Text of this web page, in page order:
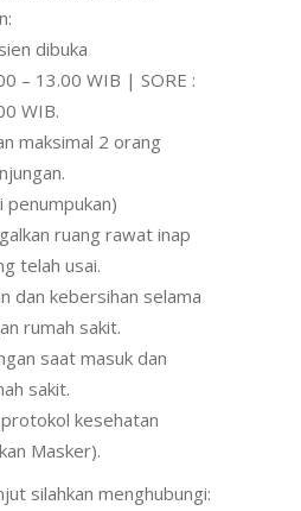
dibuka
– 13.00 WIB | SORE :
WIB.
maksimal 2 orang
ruang rawat inap
telah usai.
dan kebersihan selama
rumah sakit.
saat masuk dan
sakit.
kesehatan
Masker).
silahkan menghubungi: